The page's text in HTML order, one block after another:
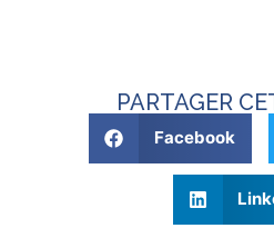
PARTAGER
Facebook